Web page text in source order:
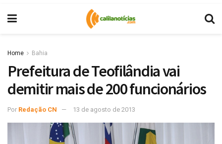
Home Bahia
Prefeitura de Teofilândia vai
demitir mais de 200 funcionários
Por Redação CN 13 de agosto de 2013